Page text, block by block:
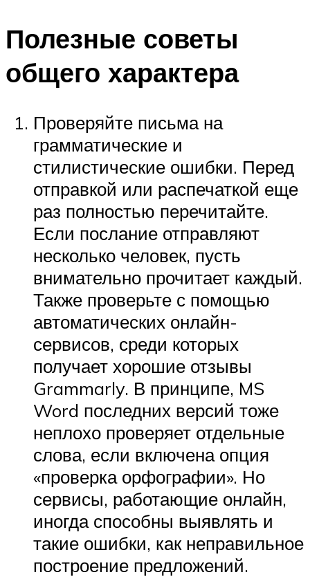
Полезные советы
общего характера
Проверяйте письма на
грамматические и
стилистические ошибки. Перед
отправкой или распечаткой еще
раз полностью перечитайте.
Если послание отправляют
несколько человек, пусть
внимательно прочитает каждый.
Также проверьте с помощью
автоматических онлайн-
сервисов, среди которых
получает хорошие отзывы
Grammarly. В принципе, MS
Word последних версий тоже
неплохо проверяет отдельные
слова, если включена опция
«проверка орфографии». Но
сервисы, работающие онлайн,
иногда способны выявлять и
такие ошибки, как неправильное
построение предложений.